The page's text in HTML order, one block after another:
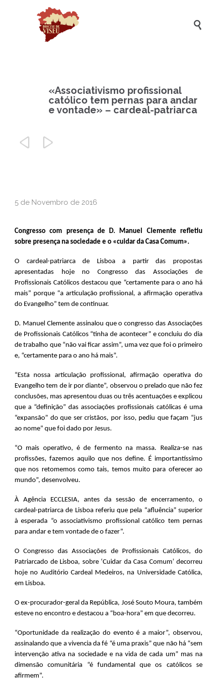

«Associativismo profissional
católico tem pernas para andar
e vontade» – cardeal-patriarca
 
5 de Novembro de 2016
Congresso com presença de D. Manuel Clemente refletiu
sobre presença na sociedade e o «cuidar da Casa Comum».
O cardeal-patriarca de Lisboa a partir das propostas
apresentadas hoje no Congresso das Associações de
Profissionais Católicos destacou que “certamente para o ano há
mais” porque “a articulação profissional, a afirmação operativa
do Evangelho” tem de continuar.
D. Manuel Clemente assinalou que o congresso das Associações
de Profissionais Católicos “tinha de acontecer” e concluiu do dia
de trabalho que “não vai ficar assim”, uma vez que foi o primeiro
e, “certamente para o ano há mais”.
“Esta nossa articulação profissional, afirmação operativa do
Evangelho tem de ir por diante”, observou o prelado que não fez
conclusões, mas apresentou duas ou três acentuações e explicou
que a “definição” das associações profissionais católicas é uma
“expansão” do que ser cristãos, por isso, pediu que façam “jus
ao nome” que foi dado por Jesus.
“O mais operativo, é de fermento na massa. Realiza-se nas
profissões, fazemos aquilo que nos define. É importantíssimo
que nos retomemos como tais, temos muito para oferecer ao
mundo”, desenvolveu.
À Agência ECCLESIA, antes da sessão de encerramento, o
cardeal-patriarca de Lisboa referiu que pela “afluência” superior
à esperada “o associativismo profissional católico tem pernas
para andar e tem vontade de o fazer”.
O Congresso das Associações de Profissionais Católicos, do
Patriarcado de Lisboa, sobre ‘Cuidar da Casa Comum’ decorreu
hoje no Auditório Cardeal Medeiros, na Universidade Católica,
em Lisboa.
O ex-procurador-geral da República, José Souto Moura, também
esteve no encontro e destacou a “boa-hora” em que decorreu.
“Oportunidade da realização do evento é a maior”, observou,
assinalando que a vivencia da fé “é uma praxis” que não há “sem
intervenção ativa na sociedade e na vida de cada um” mas na
dimensão comunitária “é fundamental que os católicos se
afirmem”.